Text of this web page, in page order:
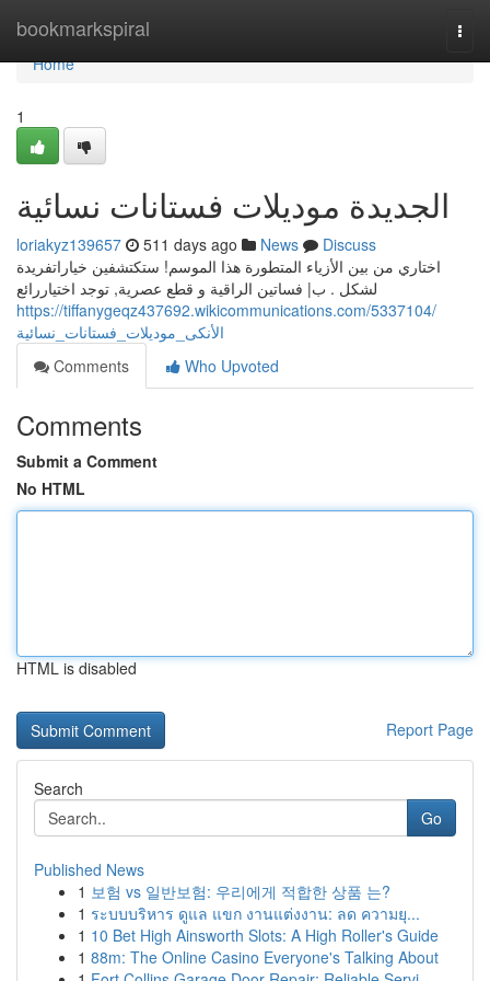
bookmarkspiral
Home
Home
1
الجديدة موديلات فستانات نسائية
loriakyz139657 511 days ago News
Discuss
اختاري من بين الأزياء المتطورة هذا الموسم! ستكتشفين خياراتفريدة
لشكل . ب| فساتين الراقية و قطع عصرية, توجد اختياررائع
https://tiffanygeqz437692.wikicommunications.com/5337104/
الأنكى_موديلات_فستانات_نسائية
Comments
Who Upvoted
Comments
Submit a Comment
No HTML
HTML is disabled
Report Page
Search
Go
Published News
1 보험 vs 일반보험: 우리에게 적합한 상품 는?
1 ระบบบริหาร ดูแล แขก งานแต่งงาน: ลด ความยุ...
1 10 Bet High Ainsworth Slots: A High Roller's Guide
1 88m: The Online Casino Everyone's Talking About